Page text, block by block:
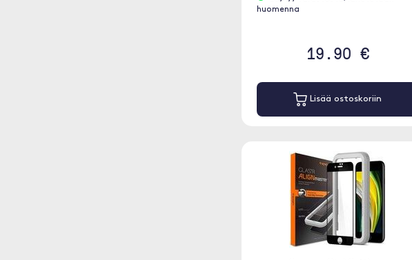
huomenna
19.90 €
Lisää ostoskoriin